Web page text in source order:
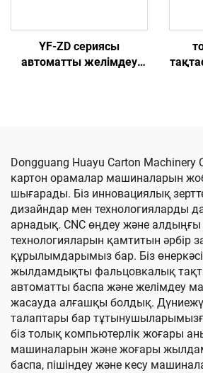
YF-ZD сериясы
автоматты желімдеу
Dongguang Huayu Carton Machinery
картон орамалар машиналарын
шығарады. Біз инновациялық
дизайндар мен технологияларды
арнадық. CNC өңдеу және алдыңғы
технологияларын қамтитын әрбір
құрылымдарымыз бар. Біз
жылдамдықты фальцовкалық
автоматты баспа және желімдеу
жасауда алғашқы болдық.
талаптары бар
біз толық компьютерлік жоғары
машиналарын және жоғары
баспа, пішіндеу және кесу